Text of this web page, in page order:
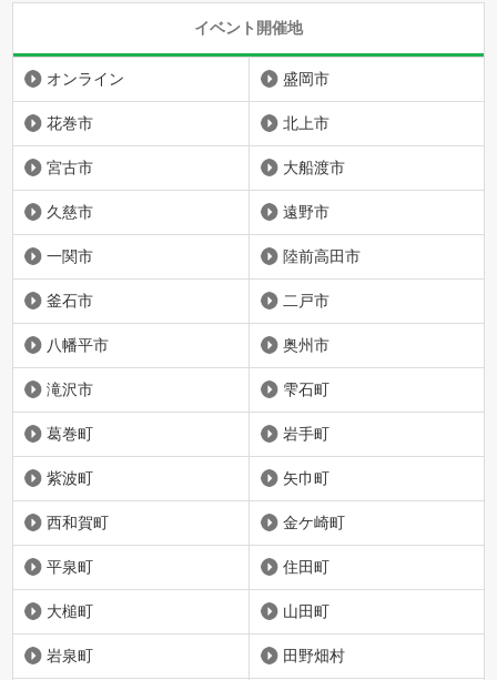
イベント開催地
オンライン 盛岡市
花巻市 北上市
宮古市 大船渡市
久慈市 遠野市
一関市 陸前高田市
釜石市 二戸市
八幡平市 奥州市
滝沢市 雫石町
葛巻町 岩手町
紫波町 矢巾町
西和賀町 金ケ崎町
平泉町 住田町
大槌町 山田町
岩泉町 田野畑村